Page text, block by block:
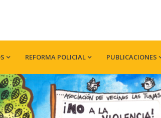
REFORMA POLICIAL PUBLICACIONES